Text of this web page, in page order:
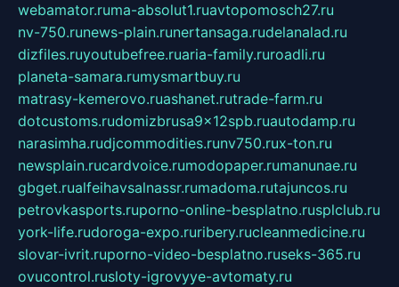
webamator.ruma-absolut1.ruavtopomosch27.ru
nv-750.runews-plain.runertansaga.rudelanalad.ru
dizfiles.ruyoutubefree.ruaria-family.ruroadli.ru
planeta-samara.rumysmartbuy.ru
matrasy-kemerovo.ruashanet.rutrade-farm.ru
dotcustoms.rudomizbrusa9x12spb.ruautodamp.ru
narasimha.rudjcommodities.runv750.rux-ton.ru
newsplain.rucardvoice.rumodopaper.rumanunae.ru
gbget.rualfeihavsalnassr.rumadoma.rutajuncos.ru
petrovkasports.ruporno-online-besplatno.rusplclub.ru
york-life.rudoroga-expo.ruribery.rucleanmedicine.ru
slovar-ivrit.ruporno-video-besplatno.ruseks-365.ru
ovucontrol.rusloty-igrovyye-avtomaty.ru